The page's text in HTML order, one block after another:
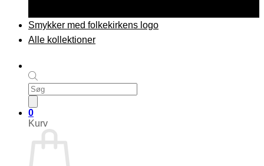
Products
search
0
Kurv
Smykker med folkekirkens logo
Alle kollektioner